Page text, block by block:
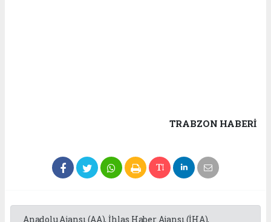
TRABZON HABERİ
Anadolu Ajansı (AA), İhlas Haber Ajansı (İHA),